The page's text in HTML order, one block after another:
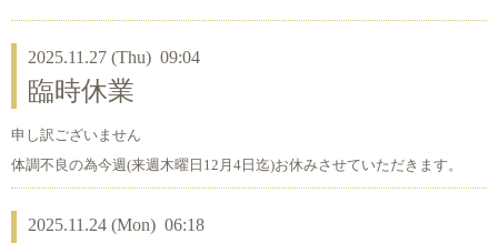
2025.11.27 (Thu) 09:04
臨時休業
申し訳ございません
体調不良の為今週(来週木曜日12月4日迄)お休みさせていただきます。
2025.11.24 (Mon) 06:18